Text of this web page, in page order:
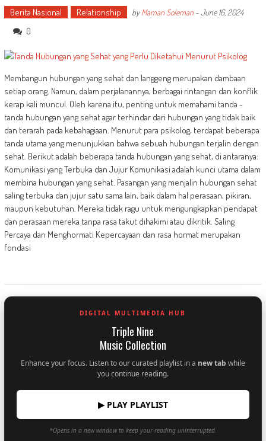
Berita Nasional Relationship byMaman Soleman-June 16, 2024
0
Membangun hubungan yang sehat dan langgeng merupakan dambaan
setiap orang. Namun, dalam perjalanannya, berbagai rintangan dan konflik
kerap kali muncul. Oleh karena itu, penting untuk memahami tanda -
tanda hubungan yang sehat agar terhindar dari hubungan yang tidak baik
dan terarah pada kebahagiaan. Menurut para psikolog, terdapat beberapa
tanda utama yang menunjukkan bahwa sebuah hubungan terjalin dengan
sehat. Berikut adalah beberapa tanda hubungan yang sehat, di antaranya:
Komunikasi yang Terbuka dan Jujur Komunikasi adalah kunci utama dalam
membina hubungan yang sehat. Pasangan yang menjalin hubungan sehat
saling terbuka dan jujur satu sama lain, baik dalam hal perasaan, pikiran,
maupun kebutuhan. Mereka tidak ragu untuk mengungkapkan pendapat
dan perasaan mereka tanpa rasa takut dihakimi atau dikritik. Saling
Percaya dan Menghormati Kepercayaan dan rasa hormat merupakan
fondasi
DIGITAL MULTIMEDIA HUB
Triple Nine
Music Collection
Enhance your focus. Listen to our curated playlist in a new tab while
you continue reading.
▶ PLAY PLAYLIST
*Opens in a new window to keep your reading uninterrupted.